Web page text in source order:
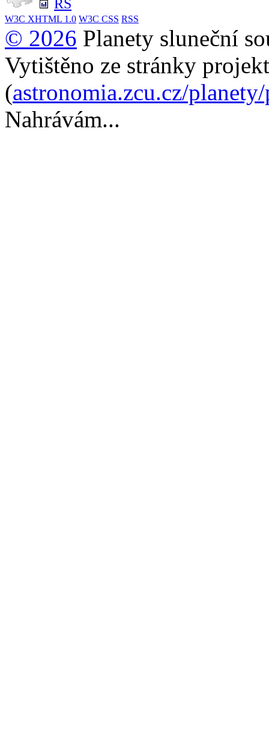
RS
W3C XHTML 1.0 W3C CSS RSS
© 2026 Planety sluneční
Vytištěno ze stránky
(astronomia.zcu.cz/
Nahrávám...